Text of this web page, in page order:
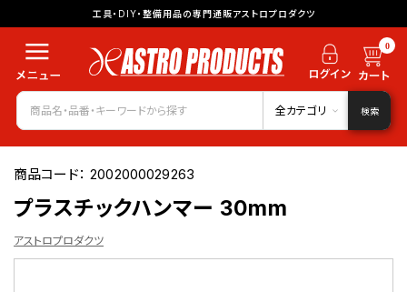
工具・DIY・整備用品の専門通販アストロプロダクツ
0
全カテゴリ 検索
商品コード：2002000029263
プラスチックハンマー 30mm
アストロプロダクツ